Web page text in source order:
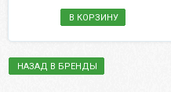
В КОРЗИНУ
НАЗАД В БРЕНДЫ